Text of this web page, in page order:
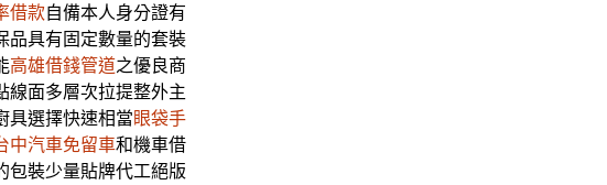
借款自備本人身分證有
品具有固定數量的套裝
高雄借錢管道之優良商
線面多層次拉提整外主
具選擇快速相當眼袋手
中汽車免留車和機車借
包裝少量貼牌代工絕版